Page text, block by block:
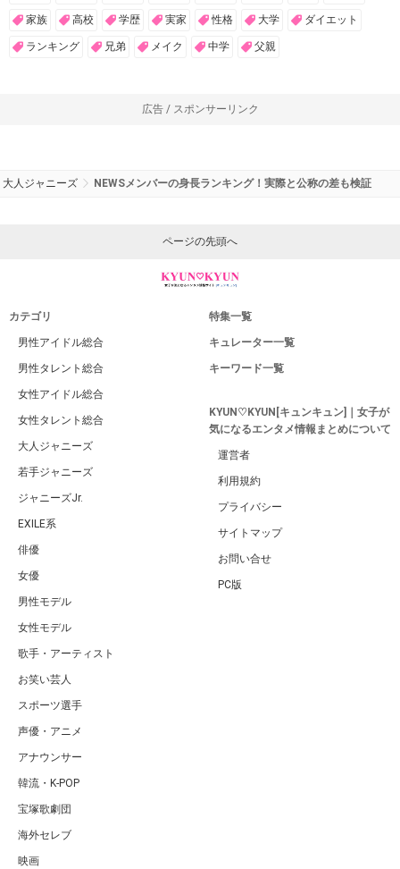
家族 高校 学歴 実家 性格 大学 ダイエット
ランキング 兄弟 メイク 中学 父親
広告 / スポンサーリンク
大人ジャニーズ NEWSメンバーの身長ランキング！実際と公称の差も検証
ページの先頭へ
カテゴリ
男性アイドル総合
男性タレント総合
女性アイドル総合
女性タレント総合
大人ジャニーズ
若手ジャニーズ
ジャニーズJr.
EXILE系
俳優
女優
男性モデル
女性モデル
歌手・アーティスト
お笑い芸人
スポーツ選手
声優・アニメ
アナウンサー
韓流・K-POP
宝塚歌劇団
海外セレブ
映画
特集一覧
キュレーター一覧
キーワード一覧
KYUN♡KYUN[キュンキュン]｜女子が
気になるエンタメ情報まとめについて
運営者
利用規約
プライバシー
サイトマップ
お問い合せ
PC版